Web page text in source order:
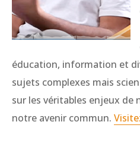
éducation, information et
sujets complexes mais
sur les véritables enjeux
notre avenir commun.